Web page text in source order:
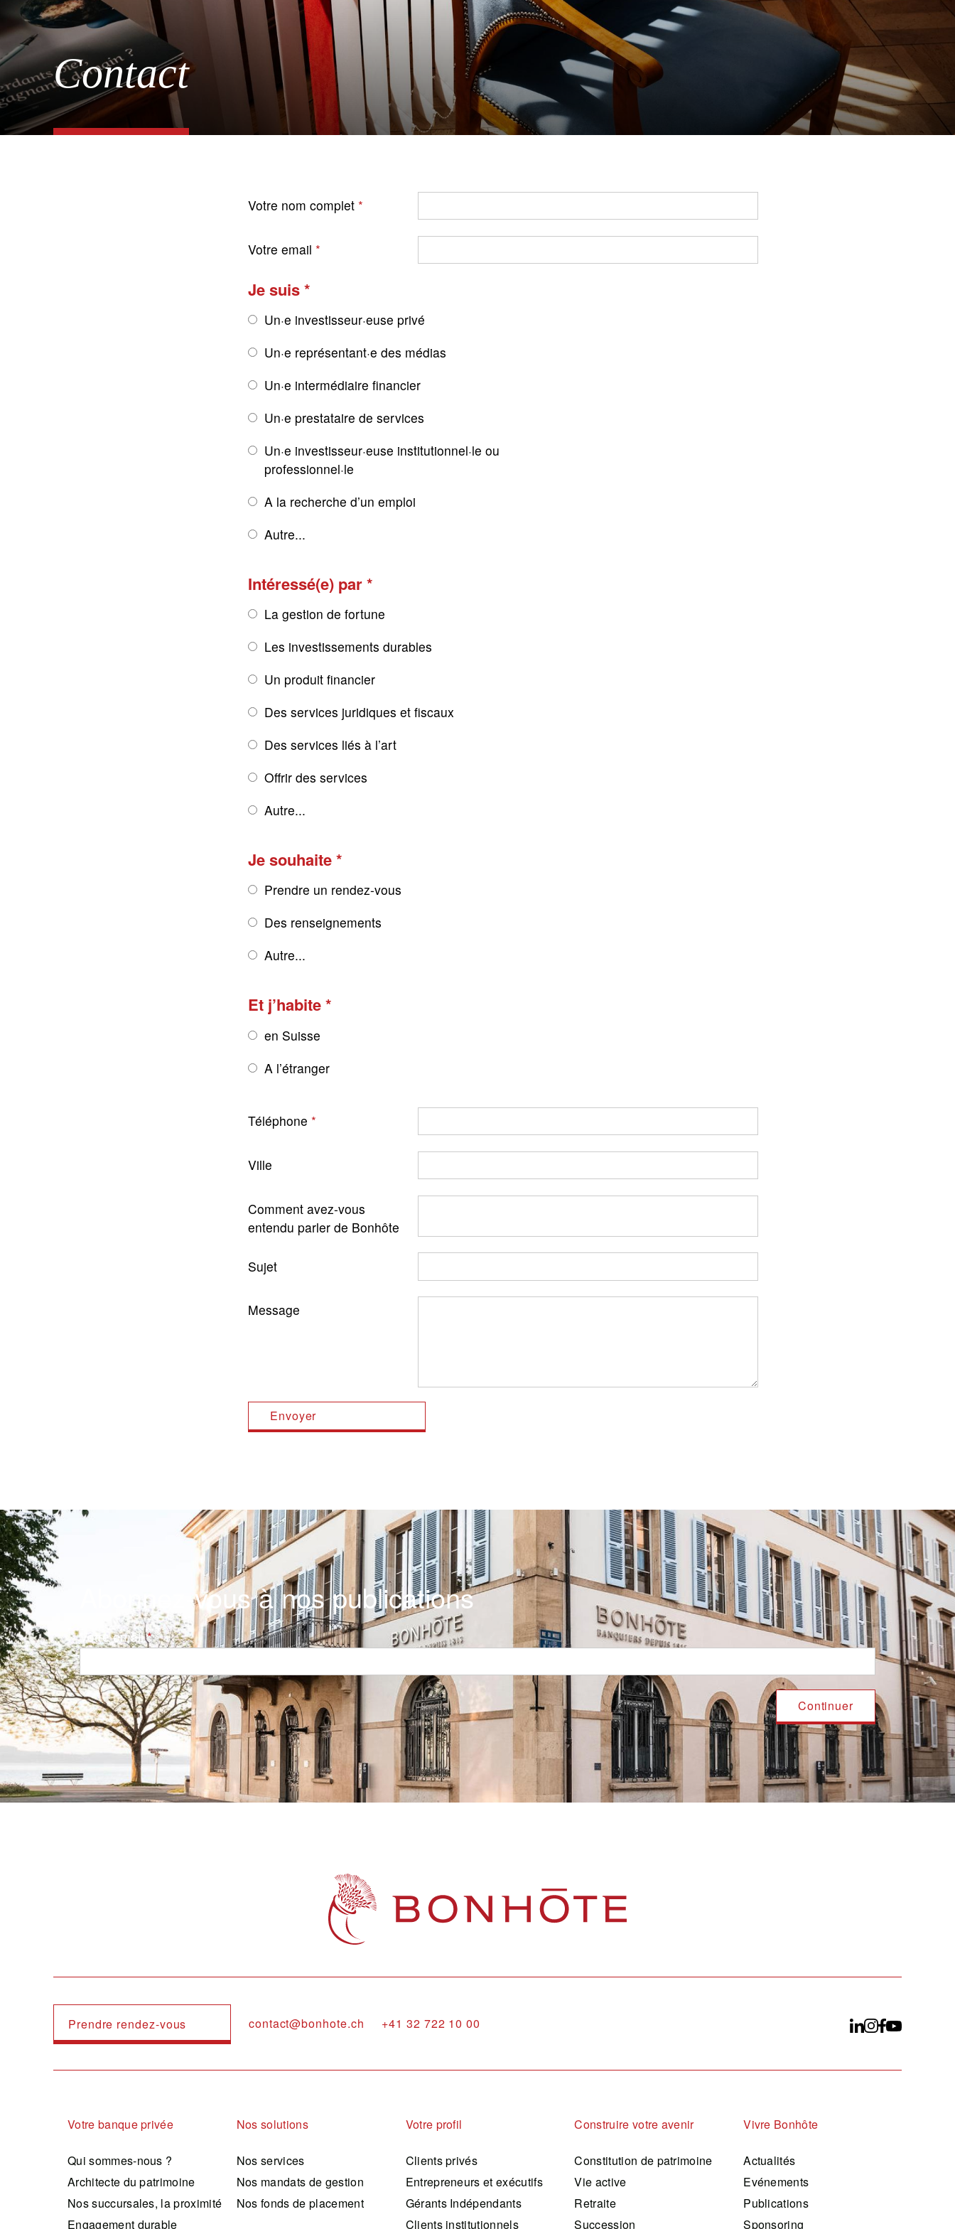
Contact
Votre nom complet
Votre email
Je suis
Un·e investisseur·euse privé
Un·e représentant·e des médias
Un·e intermédiaire financier
Un·e prestataire de services
Un·e investisseur·euse institutionnel·le ou
professionnel·le
A la recherche d’un emploi
Autre...
Intéressé(e) par
La gestion de fortune
Les investissements durables
Un produit financier
Des services juridiques et fiscaux
Des services liés à l’art
Offrir des services
Autre...
Je souhaite
Prendre un rendez-vous
Des renseignements
Autre...
Et j’habite
en Suisse
A l’étranger
Téléphone
Ville
Comment avez-vous
entendu parler de Bonhôte
Sujet
Message
Abonnez-vous à nos publications
Votre email
Prendre rendez-vous contact@bonhote.ch +41 32 722 10 00
Navigation principale
Votre banque privée
Qui sommes-nous ?
Architecte du patrimoine
Nos succursales, la proximité
Engagement durable
Nos solutions
Nos services
Nos mandats de gestion
Nos fonds de placement
Votre profil
Clients privés
Entrepreneurs et exécutifs
Gérants Indépendants
Clients institutionnels
Construire votre avenir
Constitution de patrimoine
Vie active
Retraite
Succession
Vivre Bonhôte
Actualités
Evénements
Publications
Sponsoring